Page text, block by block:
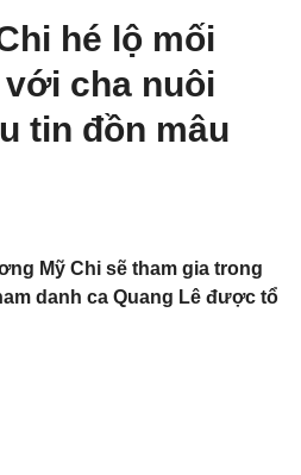
hé lộ mối
cha nuôi
tin đồn mâu
Mỹ Chi sẽ tham gia trong
danh ca Quang Lê được tổ